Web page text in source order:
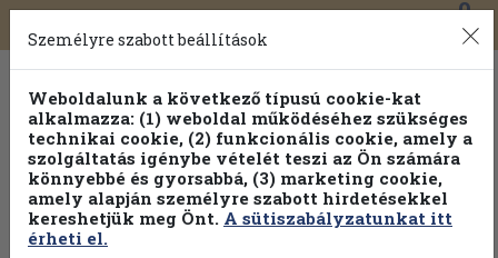
Toggle
navigation
0
Válogasson több mint 30 000 kötet közül
Hobbi témakörökben20% kedvezménnyel!
Személyre szabott beállítások
Weboldalunk a következő típusú cookie-kat
alkalmazza: (1) weboldal működéséhez szükséges
technikai cookie, (2) funkcionális cookie, amely a
szolgáltatás igénybe vételét teszi az Ön számára
könnyebbé és gyorsabbá, (3) marketing cookie,
amely alapján személyre szabott hirdetésekkel
kereshetjük meg Önt. A sütiszabályzatunkat itt
érheti el.